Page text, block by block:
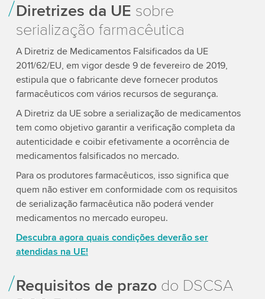
Diretrizes da UE sobre
serialização farmacêutica
A Diretriz de Medicamentos Falsificados da UE
2011/62/EU, em vigor desde 9 de fevereiro de 2019,
estipula que o fabricante deve fornecer produtos
farmacêuticos com vários recursos de segurança.
A Diretriz da UE sobre a serialização de medicamentos
tem como objetivo garantir a verificação completa da
autenticidade e coibir efetivamente a ocorrência de
medicamentos falsificados no mercado.
Para os produtores farmacêuticos, isso significa que
quem não estiver em conformidade com os requisitos
de serialização farmacêutica não poderá vender
medicamentos no mercado europeu.
Descubra agora quais condições deverão ser
atendidas na UE!
Requisitos de prazodo DSCSA